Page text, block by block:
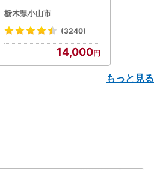
ト)【配送不可地域：離島
・沖縄県】【1256759】
栃木県小山市
(3240)
14,000
もっと見る